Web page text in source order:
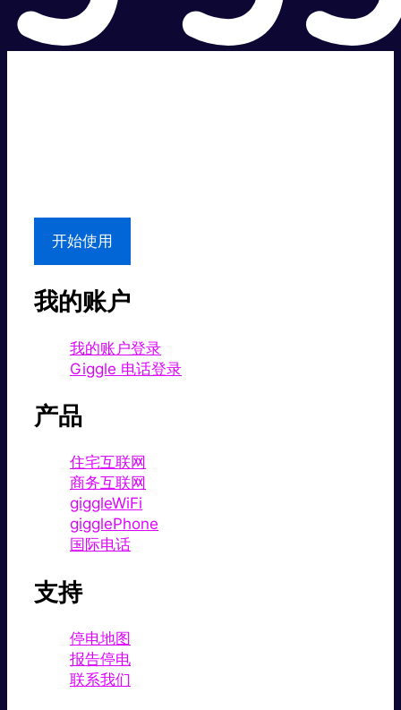
开始使用
我的账户
我的账户登录
Giggle 电话登录
产品
住宅互联网
商务互联网
giggleWiFi
gigglePhone
国际电话
支持
停电地图
报告停电
联系我们